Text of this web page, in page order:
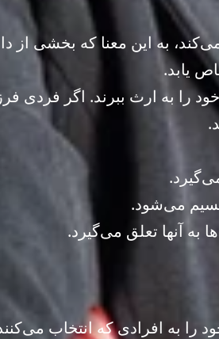
به این معنا که بخشی از
یابد.
را به ارث ببرند. اگر فردی
می‌شود.
به آنها تعلق می‌گیرد.
را به افرادی که انتخاب